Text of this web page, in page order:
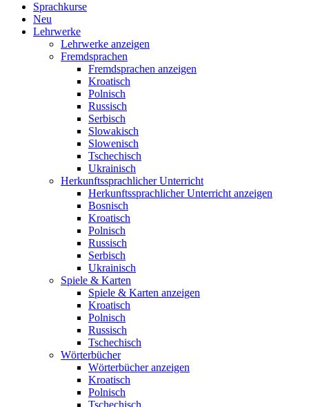
Sprachkurse
Neu
Lehrwerke
Lehrwerke anzeigen
Fremdsprachen
Fremdsprachen anzeigen
Kroatisch
Polnisch
Russisch
Serbisch
Slowakisch
Slowenisch
Tschechisch
Ukrainisch
Herkunftssprachlicher Unterricht
Herkunftssprachlicher Unterricht anzeigen
Bosnisch
Kroatisch
Polnisch
Russisch
Serbisch
Ukrainisch
Spiele & Karten
Spiele & Karten anzeigen
Kroatisch
Polnisch
Russisch
Tschechisch
Wörterbücher
Wörterbücher anzeigen
Kroatisch
Polnisch
Tschechisch